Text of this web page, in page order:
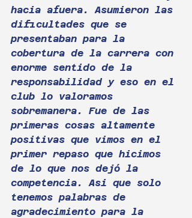
hacia afuera. Asumieron las
dificultades que se
presentaban para la
cobertura de la carrera con
enorme sentido de la
responsabilidad y eso en el
club lo valoramos
sobremanera. Fue de las
primeras cosas altamente
positivas que vimos en el
primer repaso que hicimos
de lo que nos dejó la
competencia. Asi que solo
tenemos palabras de
agradecimiento para la